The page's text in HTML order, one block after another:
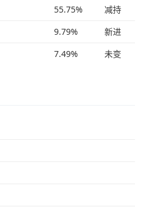
55.75%
减持
9.79%
新进
7.49% 未变